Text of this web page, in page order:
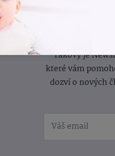
Pravidelný
Takový je
které vám
dozví o nových